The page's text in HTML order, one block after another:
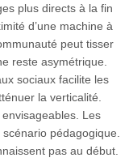
plus directs à la fin
d’une machine à
peut tisser
reste asymétrique.
sociaux facilite les
la verticalité.
Les
pédagogique.
pas au début.